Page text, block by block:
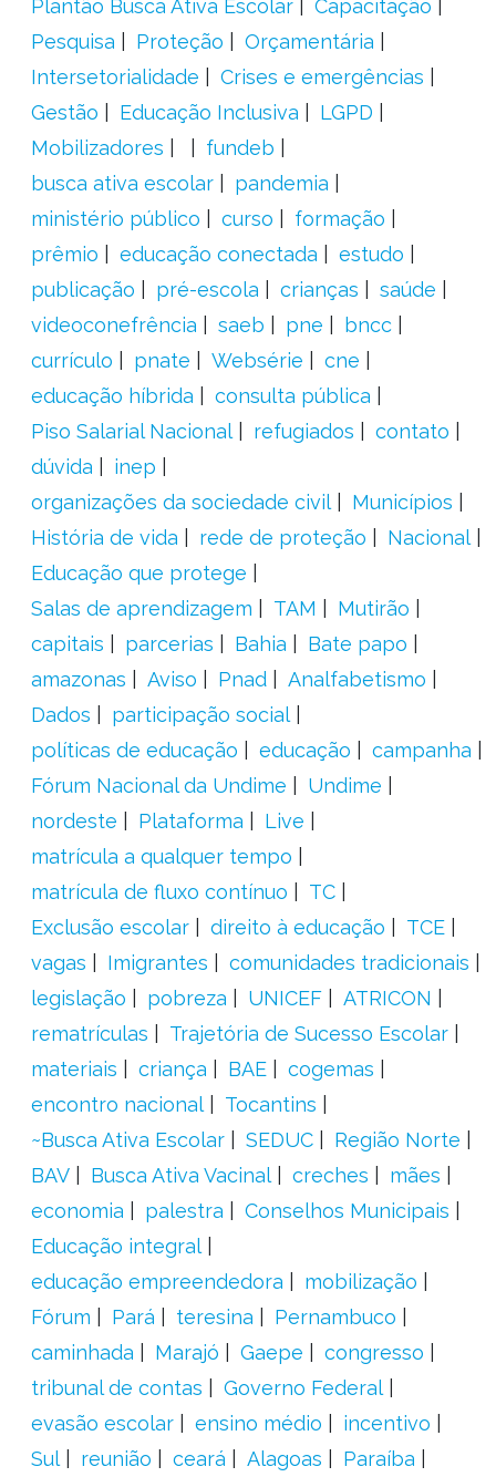
Plantão Busca Ativa Escolar
Capacitação
Pesquisa
Proteção
Orçamentária
Intersetorialidade
Crises e emergências
Gestão
Educação Inclusiva
LGPD
Mobilizadores
fundeb
busca ativa escolar
pandemia
ministério público
curso
formação
prêmio
educação conectada
estudo
publicação
pré-escola crianças
saúde
videoconefrência
saeb pne
bncc
currículo
pnate Websérie
cne
educação híbrida
consulta pública
Piso Salarial Nacional
refugiados
contato
dúvida
inep
organizações da sociedade civil
Municípios
História de vida
rede de proteção
Nacional
Educação que protege
Salas de aprendizagem
TAM
Mutirão
capitais
parcerias Bahia
Bate papo
amazonas
Aviso Pnad
Analfabetismo
Dados
participação social
políticas de educação
educação
campanha
Fórum Nacional da Undime
Undime
nordeste
Plataforma
Live
matrícula a qualquer tempo
matrícula de fluxo contínuo
TC
Exclusão escolar
direito à educação
TCE
vagas
Imigrantes
comunidades tradicionais
legislação
pobreza UNICEF
ATRICON
rematrículas
Trajetória de Sucesso Escolar
materiais
criança BAE
cogemas
encontro nacional
Tocantins
~Busca Ativa Escolar
SEDUC
Região Norte
BAV
Busca Ativa Vacinal creches
mães
economia
palestra
Conselhos Municipais
Educação integral
educação empreendedora
mobilização
Fórum
Pará teresina
Pernambuco
caminhada
Marajó Gaepe
congresso
tribunal de contas
Governo Federal
evasão escolar
ensino médio
incentivo
Sul
reunião ceará Alagoas
Paraíba